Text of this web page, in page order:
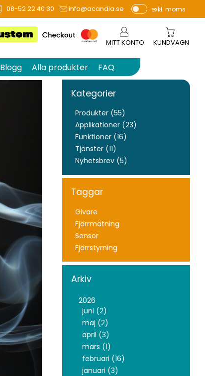
08-52 22 40 30 info@acandia.se
P
e
r
vi
exkl. moms
MITT KONTO KUNDVAGN
Blogg Alla produkter FAQ
Kategorier
Produkter (55)
Applikationer (23)
Funktioner (16)
Tjänster (11)
Nyhetsbrev (5)
Taggar
Givare
Fjärrmätning
Sensor
Fjärrstyrning
Arkiv
2026
juni (2)
maj (2)
april (3)
mars (1)
februari (16)
januari (3)